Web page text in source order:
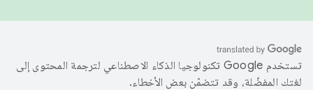
تستخدم Google تكنولوجيا الذكاء الاصطناعي لترجمة المحتوى إلى
لغتك المفضّلة، وقد تتضمّن بعض الأخطاء.